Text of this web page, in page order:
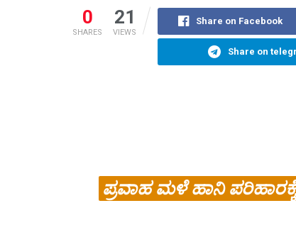
0
SHARES
21
VIEWS
Share on Facebook
Share on
ಪ್ರವಾಹ ಮಳೆ ಹಾನಿ